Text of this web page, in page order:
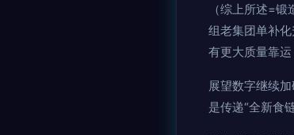
（综上所述=
组老集团单补
有更大质量靠运
展望数字继续
是传递“全新食